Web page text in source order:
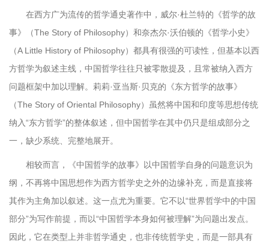
在西方广为流传的哲学通史著作中，威尔·杜兰特的《哲学的故
事》（The Story of Philosophy）和奈杰尔·沃伯顿的《哲学小史》
（A Little History of Philosophy）都具有很强的可读性，但基本以西
方哲学为叙述主线，中国哲学往往只被零散提及，且常被纳入西方
问题框架中加以理解。莉莉·亚当斯·贝克的《东方哲学的故事》
（The Story of Oriental Philosophy）虽然将中国和印度等思想传统
纳入“东方哲学”的整体叙述，但中国哲学在其中仍只是组成部分之
一，缺少系统、完整地展开。
相较而言，《中国哲学的故事》以中国哲学自身的问题意识为
纲，不再将中国思想作为西方哲学史之外的边缘补充，而是直接将
其作为主角加以叙述。这一点尤为重要。它不以“世界哲学中的中国
部分”为写作前提，而以“中国哲学本身如何被理解”为问题出发点。
因此，它在类型上并非哲学通史，也非传统哲学史，而是一部具有